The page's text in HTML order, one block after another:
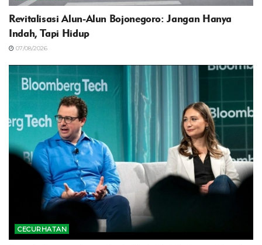
Revitalisasi Alun-Alun Bojonegoro: Jangan Hanya
Indah, Tapi Hidup
07/08/2026
CECURHATAN